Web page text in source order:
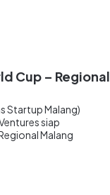
Cup – Regional
Startup Malang)
siap
Malang